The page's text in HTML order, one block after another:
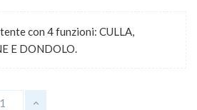
con 4 funzioni: CULLA,
E DONDOLO.